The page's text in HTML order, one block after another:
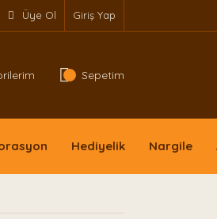
Üye Ol Giriş Yap
Sepetim
Hediyelik Nargile